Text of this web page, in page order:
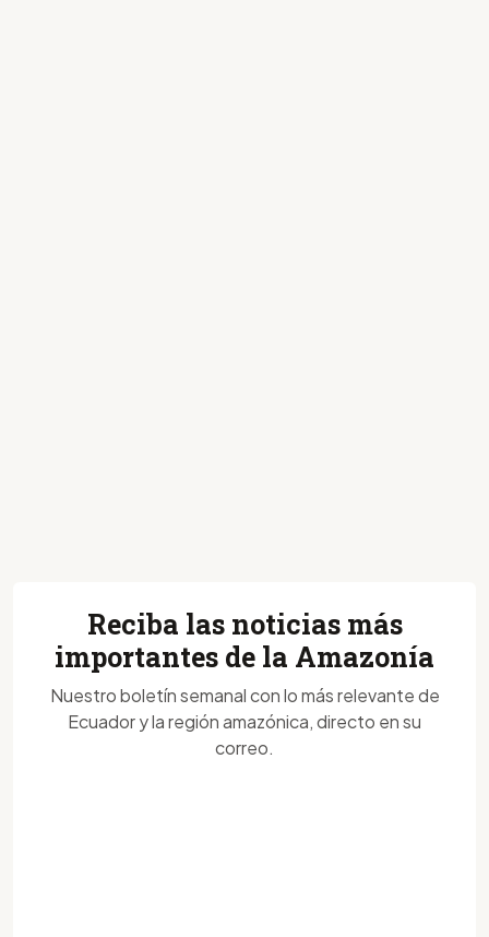
Reciba las noticias más
importantes de la Amazonía
Nuestro boletín semanal con lo más relevante de
Ecuador y la región amazónica, directo en su
correo.